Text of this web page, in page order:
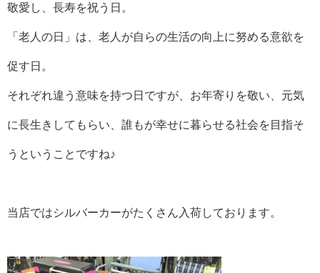
敬愛し、長寿を祝う日。
「老人の日」は、老人が自らの生活の向上に努める意欲を
促す日。
それぞれ違う意味を持つ日ですが、お年寄りを敬い、元気
に長生きしてもらい、誰もが幸せに暮らせる社会を目指そ
うということですね♪
当店ではシルバーカーがたくさん入荷しております。